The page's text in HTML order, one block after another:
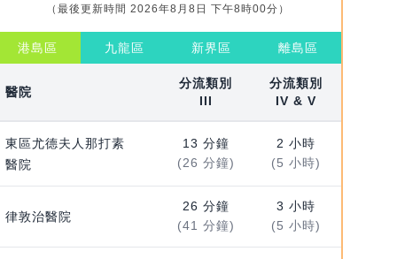
（最後更新時間 2026年8月8日 下午8時00分）
港島區 九龍區 新界區 離島區
醫院
分流類別
III
分流類別
IV & V
東區尤德夫人那打素
醫院
13 分鐘
(26 分鐘)
2 小時
(5 小時)
律敦治醫院
26 分鐘
(41 分鐘)
3 小時
(5 小時)